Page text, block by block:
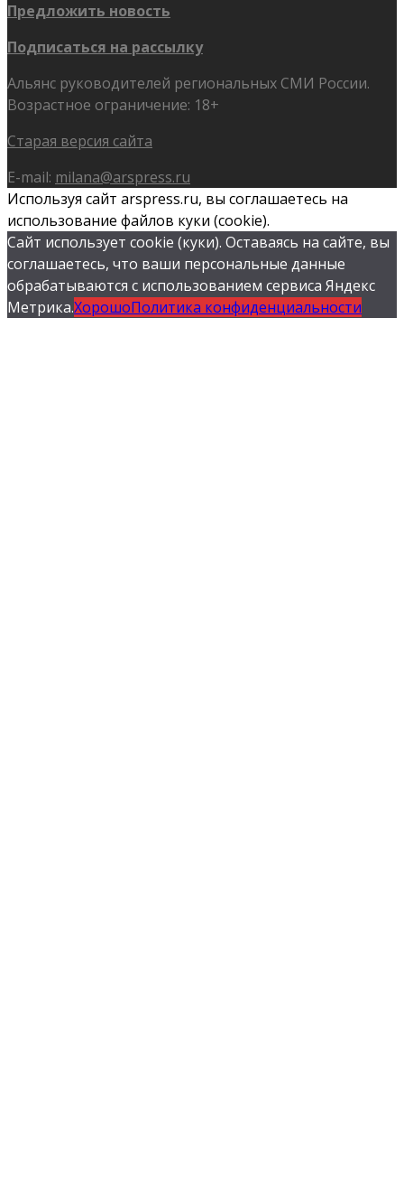
Предложить новость
Подписаться на рассылку
Альянс руководителей региональных СМИ России.
Возрастное ограничение: 18+
Старая версия сайта
E-mail: milana@arspress.ru
Используя сайт arspress.ru, вы соглашаетесь на
использование файлов куки (cookie).
Сайт использует cookie (куки). Оставаясь на сайте, вы
соглашаетесь, что ваши персональные данные
обрабатываются с использованием сервиса Яндекс
Метрика.ХорошоПолитика конфиденциальности